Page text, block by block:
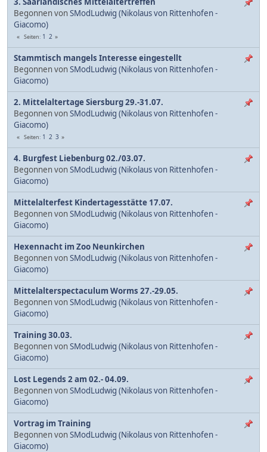
Begonnen vonSModLudwig (Nikolaus von Rittenhofen -
Giacomo)
Seiten 1 2
Stammtisch mangels Interesse eingestellt
Begonnen vonSModLudwig (Nikolaus von Rittenhofen -
Giacomo)
2. Mittelaltertage Siersburg 29.-31.07.
Begonnen vonSModLudwig (Nikolaus von Rittenhofen -
Giacomo)
Seiten 1 2 3
4. Burgfest Liebenburg 02./03.07.
Begonnen vonSModLudwig (Nikolaus von Rittenhofen -
Giacomo)
Mittelalterfest Kindertagesstätte 17.07.
Begonnen vonSModLudwig (Nikolaus von Rittenhofen -
Giacomo)
Hexennacht im Zoo Neunkirchen
Begonnen vonSModLudwig (Nikolaus von Rittenhofen -
Giacomo)
Mittelalterspectaculum Worms 27.-29.05.
Begonnen vonSModLudwig (Nikolaus von Rittenhofen -
Giacomo)
Training 30.03.
Begonnen vonSModLudwig (Nikolaus von Rittenhofen -
Giacomo)
Lost Legends 2 am 02.- 04.09.
Begonnen vonSModLudwig (Nikolaus von Rittenhofen -
Giacomo)
Vortrag im Training
Begonnen vonSModLudwig (Nikolaus von Rittenhofen -
Giacomo)